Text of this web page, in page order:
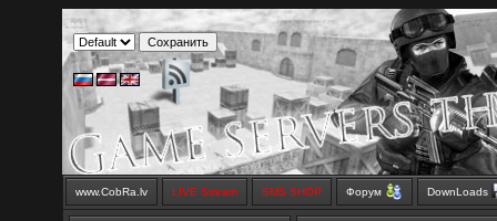
www.CobRa.lv LIVE Stream SMS SHOP Форум DownLoads